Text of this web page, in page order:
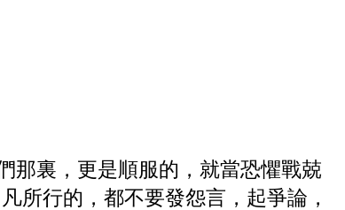
那裏，更是順服的，就當恐懼戰兢
凡所行的，都不要發怨言，起爭論，